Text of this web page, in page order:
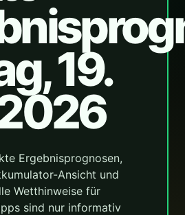
19.
Ergebnisprognosen,
Ansicht und
Wetthinweise für
sind nur informativ